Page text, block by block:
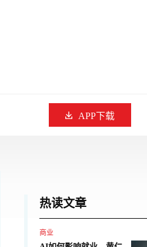
APP下载
热读文章
商业